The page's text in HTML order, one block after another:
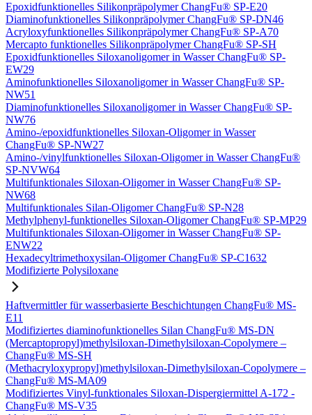
Epoxidfunktionelles Silikonpräpolymer ChangFu® SP-E20
Diaminofunktionelles Silikonpräpolymer ChangFu® SP-DN46
Acryloxyfunktionelles Silikonpräpolymer ChangFu® SP-A70
Mercapto funktionelles Silikonpräpolymer ChangFu® SP-SH
Epoxidfunktionelles Siloxanoligomer in Wasser ChangFu® SP-
EW29
Aminofunktionelles Siloxanoligomer in Wasser ChangFu® SP-
NW51
Diaminofunktionelles Siloxanoligomer in Wasser ChangFu® SP-
NW76
Amino-/epoxidfunktionelles Siloxan-Oligomer in Wasser
ChangFu® SP-NW27
Amino-/vinylfunktionelles Siloxan-Oligomer in Wasser ChangFu®
SP-NVW64
Multifunktionales Siloxan-Oligomer in Wasser ChangFu® SP-
NW68
Multifunktionales Silan-Oligomer ChangFu® SP-N28
Methylphenyl-funktionelles Siloxan-Oligomer ChangFu® SP-MP29
Multifunktionales Siloxan-Oligomer in Wasser ChangFu® SP-
ENW22
Hexadecyltrimethoxysilan-Oligomer ChangFu® SP-C1632
Modifizierte Polysiloxane
Haftvermittler für wasserbasierte Beschichtungen ChangFu® MS-
E11
Modifiziertes diaminofunktionelles Silan ChangFu® MS-DN
(Mercaptopropyl)methylsiloxan-Dimethylsiloxan-Copolymere –
ChangFu® MS-SH
(Methacryloxypropyl)methylsiloxan-Dimethylsiloxan-Copolymere –
ChangFu® MS-MA09
Modifiziertes Vinyl-funktionales Siloxan-Dispergiermittel A-172 -
ChangFu® MS-V35